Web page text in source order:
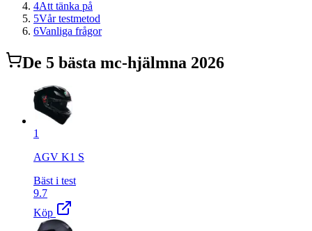
4Att tänka på
5Vår testmetod
6Vanliga frågor
De 5 bästa mc-hjälmna 2026
1
AGV K1 S
Bäst i test
9.7
Köp